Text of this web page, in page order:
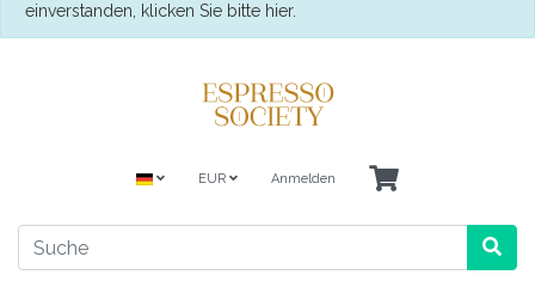
einverstanden, klicken Sie bitte hier.
EUR Anmelden